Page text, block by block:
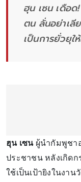
ฮุน เซน เดือ
ตน ลั่นอย่าเลี
เป็นการยั่วยุใ
ฮุน เซนผู้นำกัมพูชา
ประชาชน หลังเกิด
ใช้เป็นเป้ายิงในงาน